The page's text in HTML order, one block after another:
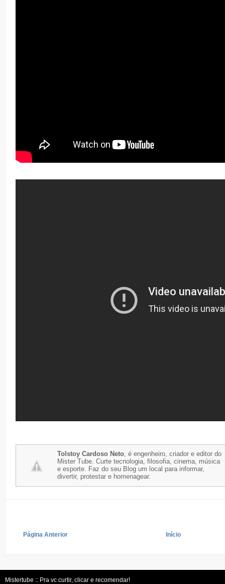
Tolstoy Cardoso Neto, é engenheiro, criador e editor do
Mister Tube. Curte tecnologia, filosofia, cinema, música
e esporte. Faz do seu Blog um local para informar,
divertir, protestar e homenagear.
Página Anterior Início
Mistertube :: Pra vc curtir, clicar e recomendar!